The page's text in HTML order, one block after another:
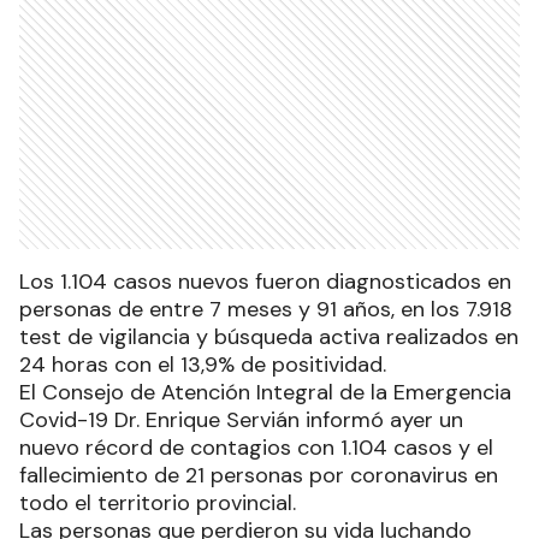
Los 1.104 casos nuevos fueron diagnosticados en
personas de entre 7 meses y 91 años, en los 7.918
test de vigilancia y búsqueda activa realizados en
24 horas con el 13,9% de positividad.
El Consejo de Atención Integral de la Emergencia
Covid-19 Dr. Enrique Servián informó ayer un
nuevo récord de contagios con 1.104 casos y el
fallecimiento de 21 personas por coronavirus en
todo el territorio provincial.
Las personas que perdieron su vida luchando